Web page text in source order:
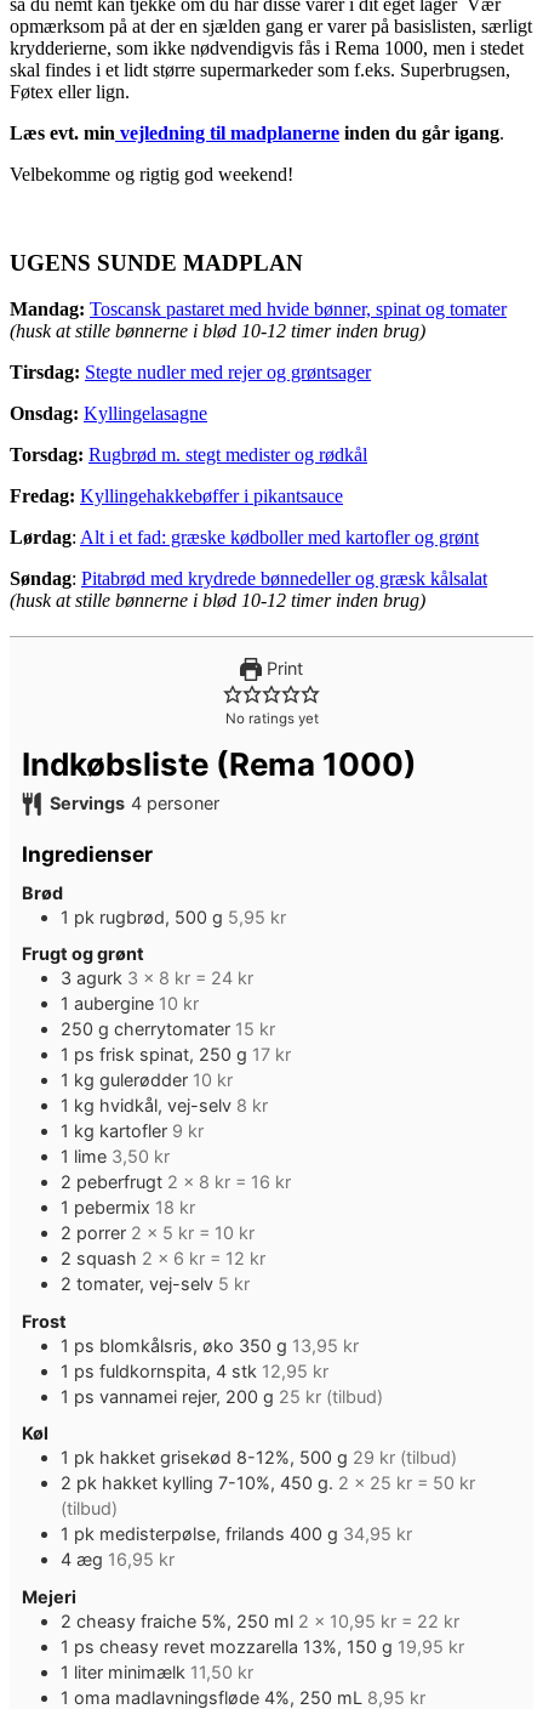
opmærksom på at der en sjælden gang er varer på basislisten, særligt
krydderierne, som ikke nødvendigvis fås i Rema 1000, men i stedet
skal findes i et lidt større supermarkeder som f.eks. Superbrugsen,
Føtex eller lign.
Læs evt. min vejledning til madplanerne inden du går igang.
Velbekomme og rigtig god weekend!
UGENS SUNDE MADPLAN
Mandag: Toscansk pastaret med hvide bønner, spinat og tomater
(husk at stille bønnerne i blød 10-12 timer inden brug)
Tirsdag: Stegte nudler med rejer og grøntsager
Onsdag: Kyllingelasagne
Torsdag: Rugbrød m. stegt medister og rødkål
Fredag: Kyllingehakkebøffer i pikantsauce
Lørdag: Alt i et fad: græske kødboller med kartofler og grønt
Søndag: Pitabrød med krydrede bønnedeller og græsk kålsalat
(husk at stille bønnerne i blød 10-12 timer inden brug)
Print
No ratings yet
Indkøbsliste (Rema 1000)
Servings 4 personer
Ingredienser
Brød
1 pk rugbrød, 500 g 5,95 kr
Frugt og grønt
3 agurk 3 x 8 kr = 24 kr
1 aubergine 10 kr
250 g cherrytomater 15 kr
1 ps frisk spinat, 250 g 17 kr
1 kg gulerødder 10 kr
1 kg hvidkål, vej-selv 8 kr
1 kg kartofler 9 kr
1 lime 3,50 kr
2 peberfrugt 2 x 8 kr = 16 kr
1 pebermix 18 kr
2 porrer 2 x 5 kr = 10 kr
2 squash 2 x 6 kr = 12 kr
2 tomater, vej-selv 5 kr
Frost
1 ps blomkålsris, øko 350 g 13,95 kr
1 ps fuldkornspita, 4 stk 12,95 kr
1 ps vannamei rejer, 200 g 25 kr (tilbud)
Køl
1 pk hakket grisekød 8-12%, 500 g 29 kr (tilbud)
2 pk hakket kylling 7-10%, 450 g. 2 x 25 kr = 50 kr
(tilbud)
1 pk medisterpølse, frilands 400 g 34,95 kr
4 æg 16,95 kr
Mejeri
2 cheasy fraiche 5%, 250 ml 2 x 10,95 kr = 22 kr
1 ps cheasy revet mozzarella 13%, 150 g 19,95 kr
1 liter minimælk 11,50 kr
1 oma madlavningsfløde 4%, 250 mL 8,95 kr